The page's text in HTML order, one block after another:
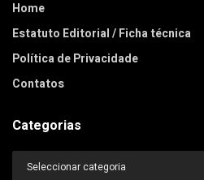
Home
Estatuto Editorial / Ficha técnica
Política de Privacidade
Contatos
Categorias
Categorias